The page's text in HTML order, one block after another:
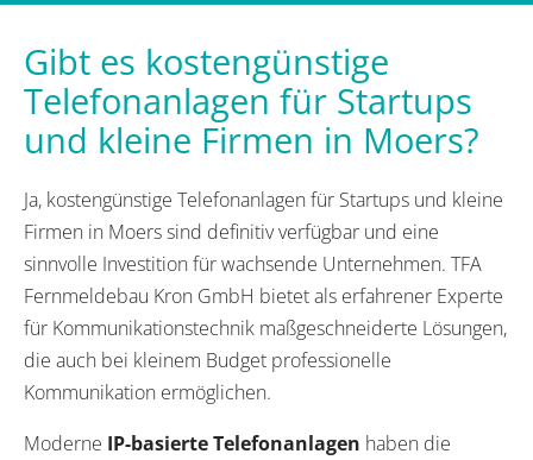
Gibt es kostengünstige
Telefonanlagen für Startups
und kleine Firmen in Moers?
Ja, kostengünstige Telefonanlagen für Startups und kleine
Firmen in Moers sind definitiv verfügbar und eine
sinnvolle Investition für wachsende Unternehmen. TFA
Fernmeldebau Kron GmbH bietet als erfahrener Experte
für Kommunikationstechnik maßgeschneiderte Lösungen,
die auch bei kleinem Budget professionelle
Kommunikation ermöglichen.
Moderne IP-basierte Telefonanlagen haben die